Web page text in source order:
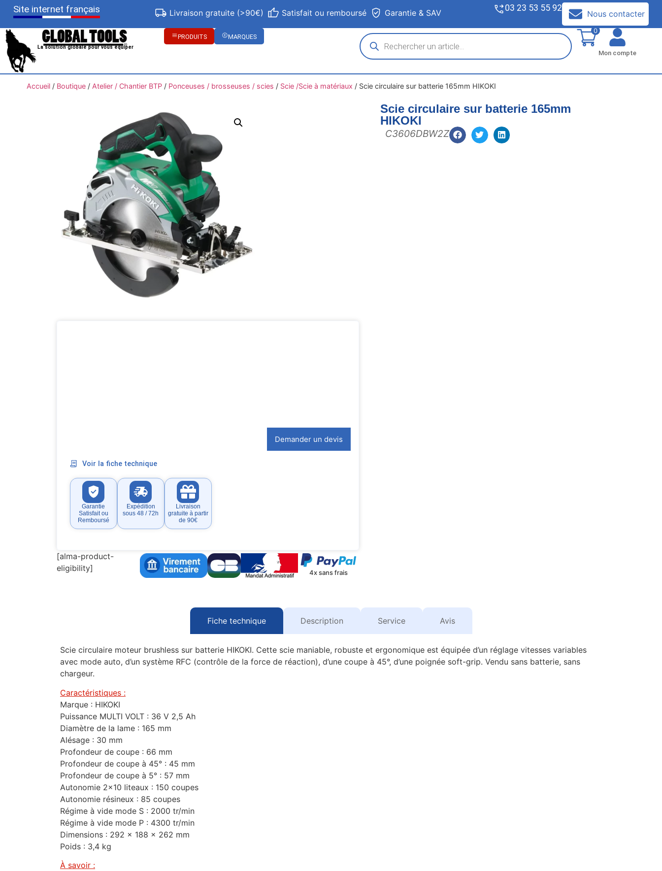
Site internet français Livraison gratuite (>90€) Satisfait ou remboursé Garantie & SAV 03 23 53 55 92
Nous contacter
La solution globale pour vous équiper
PRODUITS MARQUES
0
Mon compte
Accueil/ Boutique/ Atelier / Chantier BTP/ Ponceuses / brosseuses / scies / Scie /Scie à matériaux / Scie circulaire sur batterie 165mm HIKOKI
Scie circulaire sur batterie 165mm
HIKOKI
C3606DBW2Z
Demander un devis
Voir la fiche technique
Garantie
Satisfait ou
Remboursé
Expédition
sous 48 / 72h
Livraison
gratuite à partir
de 90€
[alma-product-
eligibility]
4x sans frais
Fiche technique Description Service Avis
Scie circulaire moteur brushless sur batterie HIKOKI. Cette scie maniable, robuste et ergonomique est équipée d’un réglage vitesses variables
avec mode auto, d’un système RFC (contrôle de la force de réaction), d’une coupe à 45°, d’une poignée soft-grip. Vendu sans batterie, sans
chargeur.
Caractéristiques :
Marque : HIKOKI
Puissance MULTI VOLT : 36 V 2,5 Ah
Diamètre de la lame : 165 mm
Alésage : 30 mm
Profondeur de coupe : 66 mm
Profondeur de coupe à 45° : 45 mm
Profondeur de coupe à 5° : 57 mm
Autonomie 2×10 liteaux : 150 coupes
Autonomie résineux : 85 coupes
Régime à vide mode S : 2000 tr/min
Régime à vide mode P : 4300 tr/min
Dimensions : 292 x 188 x 262 mm
Poids : 3,4 kg
À savoir :